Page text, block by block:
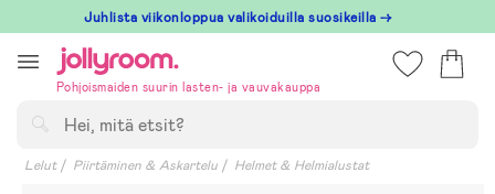
till
innehållet
Juhlista viikonloppua valikoiduilla suosikeilla →
Pohjoismaiden suurin lasten- ja vauvakauppa
Lelut Piirtäminen & Askartelu Helmet & Helmialustat